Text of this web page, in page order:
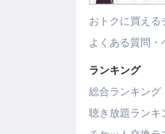
おトクに買える
よくある質問・
ランキング
総合ランキング
聴き放題ランキ